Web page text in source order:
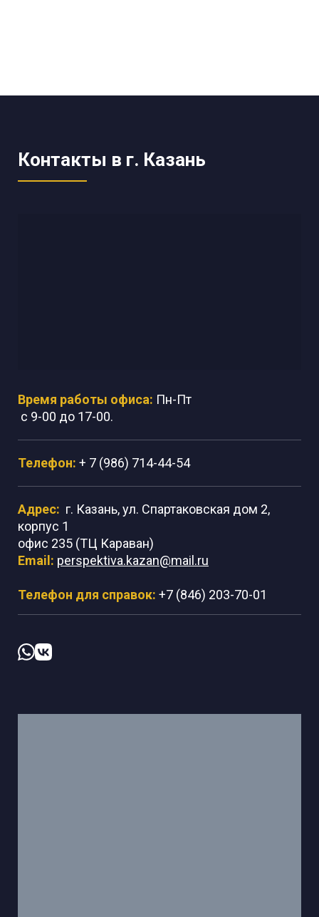
Контакты в г. Казань
Время работы офиса: Пн-Пт
с 9-00 до 17-00.
Телефон: + 7 (986) 714-44-54
Адрес: г. Казань, ул. Спартаковская дом 2,
корпус 1
офис 235 (ТЦ Караван)
Email: perspektiva.kazan@mail.ru
Телефон для справок: +7 (846) 203-70-01